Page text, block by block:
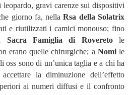
gravi carenze sui dispositivi
giorno fa, nellaRsa della Solatrix
e riutilizzati i camici monouso; fino
Sacra Famiglia di Roveretole
erano quelle chirurgiche; a Nomile
oss sono di un’unica taglia e a chi ha
la diminuzione dell’effetto
ai numeri diffusi e il confronto